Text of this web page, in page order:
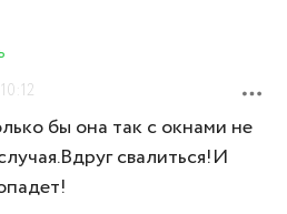
бы она так с окнами не
свалиться!И